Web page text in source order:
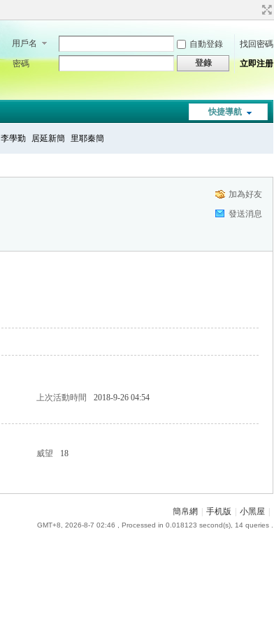
用戶名 自動登錄
找回密碼
密碼
登錄 立即注册
快捷導航
李學勤 居延新簡 里耶秦簡
加為好友
發送消息
上次活動時間
2018-9-26 04:54
威望
18
簡帛網 手机版 小黑屋
GMT+8, 2026-8-7 02:46 , Processed in 0.018123 second(s), 14 queries .